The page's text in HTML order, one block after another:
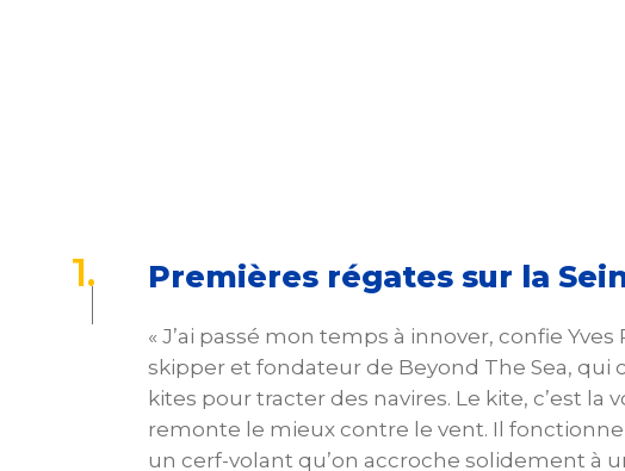
1. Premières régates sur la
« J’ai passé mon temps à innover, confie Yves
skipper et fondateur de Beyond The Sea, qui
kites pour tracter des navires. Le kite, c’est la
remonte le mieux contre le vent. Il
un cerf-volant qu’on accroche solidement à